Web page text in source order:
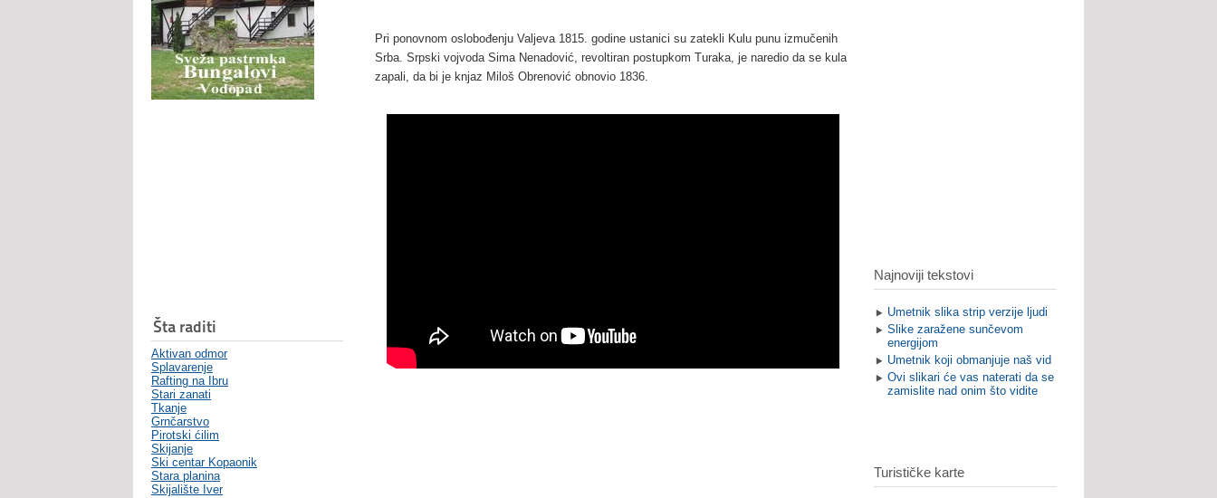
Šta raditi
Aktivan odmor
Splavarenje
Rafting na Ibru
Stari zanati
Tkanje
Grnčarstvo
Pirotski ćilim
Skijanje
Ski centar Kopaonik
Stara planina
Skijalište Iver
Pri ponovnom oslobođenju Valjeva 1815. godine ustanici su zatekli Kulu punu izmučenih
Srba. Srpski vojvoda Sima Nenadović, revoltiran postupkom Turaka, je naredio da se kula
zapali, da bi je knjaz Miloš Obrenović obnovio 1836.
Najnoviji tekstovi
Umetnik slika strip verzije ljudi
Slike zaražene sunčevom
energijom
Umetnik koji obmanjuje naš vid
Ovi slikari će vas naterati da se
zamislite nad onim što vidite
Turističke karte